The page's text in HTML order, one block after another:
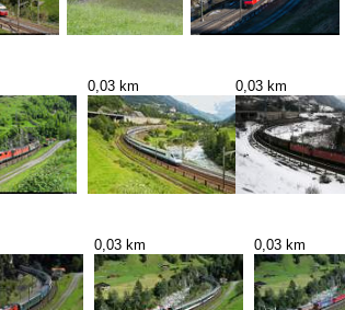
0,03 km 0,03 km
0,03 km 0,03 km